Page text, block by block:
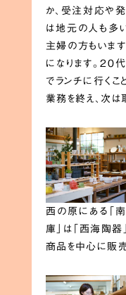
か、受注対応や
は地元の人も多
主婦の方もいま
になります。20
でランチに行くこ
業務を終え、次は
西の原にある「南
庫」は「西海陶器
商品を中心に販売